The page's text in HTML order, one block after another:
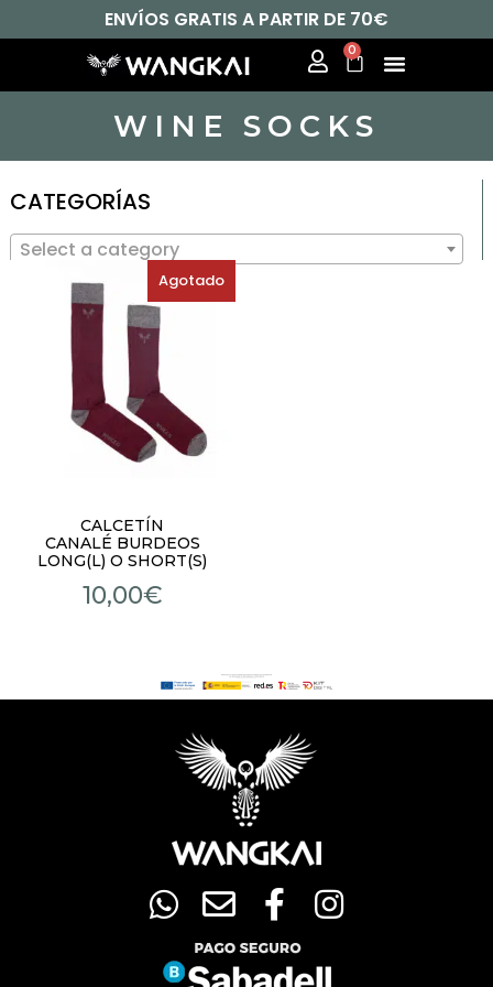
ENVÍOS GRATIS A PARTIR DE 70€
0
WINE SOCKS
CATEGORÍAS
Select a category
Agotado
CALCETÍN
CANALÉ BURDEOS
LONG(L) O SHORT(S)
10,00€